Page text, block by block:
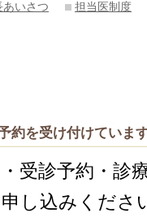
あいさつ
担当医制度
約を受け付けていま
受診予約・診
し込みくださ